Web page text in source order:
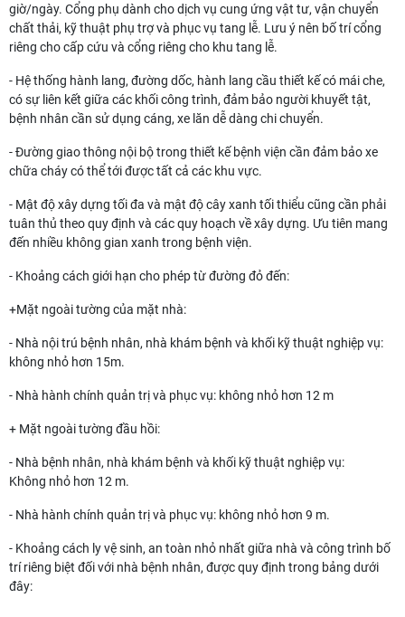
giờ/ngày. Cổng phụ dành cho dịch vụ cung ứng vật tư, vận chuyển
chất thải, kỹ thuật phụ trợ và phục vụ tang lễ. Lưu ý nên bố trí cổng
riêng cho cấp cứu và cổng riêng cho khu tang lễ.
- Hệ thống hành lang, đường dốc, hành lang cầu thiết kế có mái che,
có sự liên kết giữa các khối công trình, đảm bảo người khuyết tật,
bệnh nhân cần sử dụng cáng, xe lăn dễ dàng chi chuyển.
- Đường giao thông nội bộ trong thiết kế bệnh viện cần đảm bảo xe
chữa cháy có thể tới được tất cả các khu vực.
- Mật độ xây dựng tối đa và mật độ cây xanh tối thiểu cũng cần phải
tuân thủ theo quy định và các quy hoạch về xây dựng. Ưu tiên mang
đến nhiều không gian xanh trong bệnh viện.
- Khoảng cách giới hạn cho phép từ đường đỏ đến:
+Mặt ngoài tường của mặt nhà:
- Nhà nội trú bệnh nhân, nhà khám bệnh và khối kỹ thuật nghiệp vụ:
không nhỏ hơn 15m.
- Nhà hành chính quản trị và phục vụ: không nhỏ hơn 12 m
+ Mặt ngoài tường đầu hồi:
- Nhà bệnh nhân, nhà khám bệnh và khối kỹ thuật nghiệp vụ:
Không nhỏ hơn 12 m.
- Nhà hành chính quản trị và phục vụ: không nhỏ hơn 9 m.
- Khoảng cách ly vệ sinh, an toàn nhỏ nhất giữa nhà và công trình bố
trí riêng biệt đối với nhà bệnh nhân, được quy định trong bảng dưới
đây: